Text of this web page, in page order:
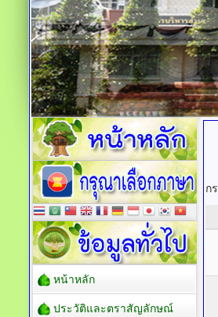
ก
หน้าหลัก
ประวัติและตราสัญลักษณ์